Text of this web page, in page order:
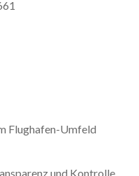
Flughafen-Umfeld
und Kontrolle